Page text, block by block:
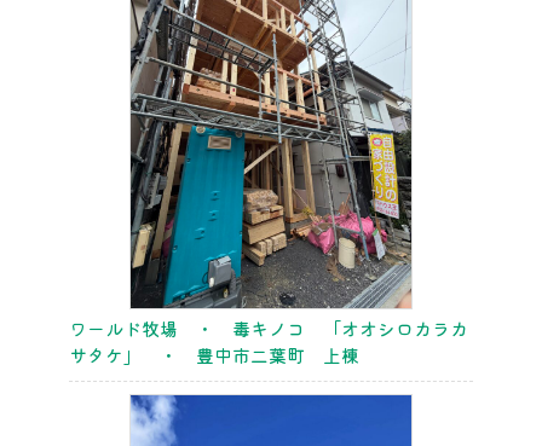
ワールド牧場 ・ 毒キノコ 「オオシロカラカ
サタケ」 ・ 豊中市二葉町 上棟